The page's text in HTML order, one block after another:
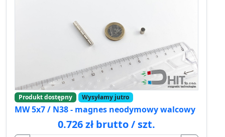
Produkt dostępny Wysyłamy jutro
MW 5x7 / N38 - magnes neodymowy walcowy
0.726 zł brutto / szt.